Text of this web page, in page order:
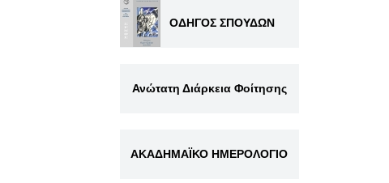
ΟΔΗΓΟΣ ΣΠΟΥΔΩΝ
Ανώτατη Διάρκεια Φοίτησης
ΑΚΑΔΗΜΑΪΚΟ ΗΜΕΡΟΛΟΓΙΟ